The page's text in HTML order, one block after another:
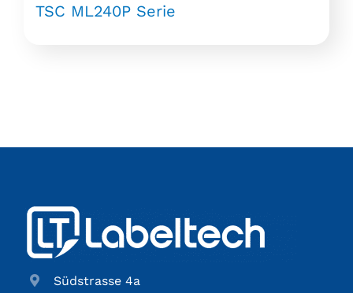
TSC ML240P Serie
Südstrasse 4a